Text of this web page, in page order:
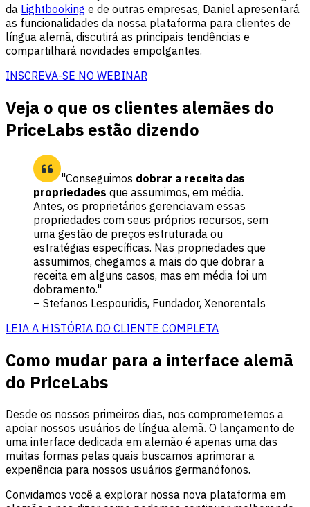
da Lightbooking e de outras empresas, Daniel apresentará
as funcionalidades da nossa plataforma para clientes de
língua alemã, discutirá as principais tendências e
compartilhará novidades empolgantes.
INSCREVA-SE NO WEBINAR
Veja o que os clientes alemães do
PriceLabs estão dizendo
"Conseguimos dobrar a receita das
propriedades que assumimos, em média.
Antes, os proprietários gerenciavam essas
propriedades com seus próprios recursos, sem
uma gestão de preços estruturada ou
estratégias específicas. Nas propriedades que
assumimos, chegamos a mais do que dobrar a
receita em alguns casos, mas em média foi um
dobramento."
– Stefanos Lespouridis, Fundador, Xenorentals
LEIA A HISTÓRIA DO CLIENTE COMPLETA
Como mudar para a interface alemã
do PriceLabs
Desde os nossos primeiros dias, nos comprometemos a
apoiar nossos usuários de língua alemã. O lançamento de
uma interface dedicada em alemão é apenas uma das
muitas formas pelas quais buscamos aprimorar a
experiência para nossos usuários germanófonos.
Convidamos você a explorar nossa nova plataforma em